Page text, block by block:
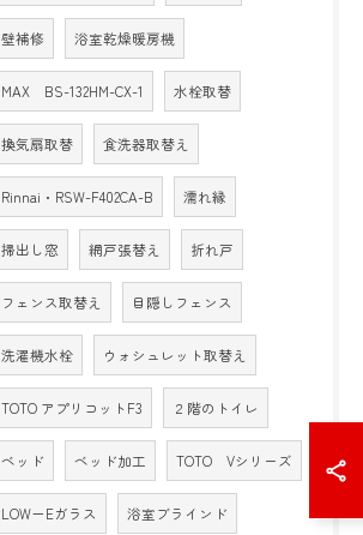
壁補修 浴室乾燥暖房機
MAX BS-132HM-CX-1 水栓取替
換気扇取替 食洗器取替え
Rinnai・RSW-F402CA-B 濡れ縁
掃出し窓 網戸張替え 折れ戸
フェンス取替え 目隠しフェンス
洗濯機水栓 ウォシュレット取替え
TOTO アプリコットF3 ２階のトイレ
ベッド ベッド加工 TOTO Vシリーズ
LOW－Eガラス 浴室ブラインド